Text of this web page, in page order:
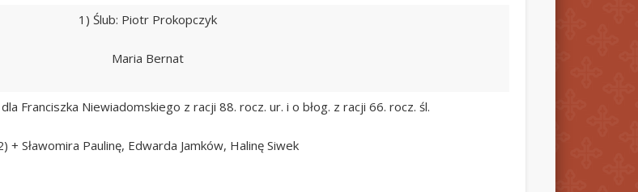
1) Ślub: Piotr Prokopczyk
Maria Bernat
Franciszka Niewiadomskiego z racji 88. rocz. ur. i o błog. z racji 66. rocz. śl.
+ Sławomira Paulinę, Edwarda Jamków, Halinę Siwek